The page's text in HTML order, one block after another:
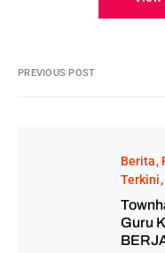
PREVIOUS POST
Berita
Terkini
Guru